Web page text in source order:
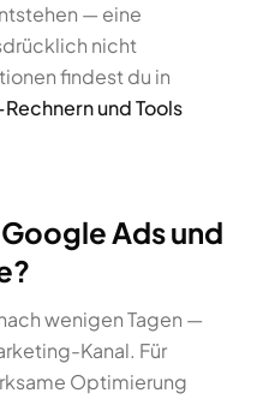
— eine
nicht
findest du in
und Tools
Ads und
wenigen Tagen —
Kanal. Für
Optimierung